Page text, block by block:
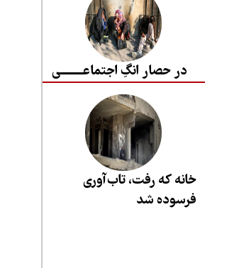
در حصار انگِ اجتماعــــــــی
خانه که رفت، تاب‌آوری
فرسوده شد